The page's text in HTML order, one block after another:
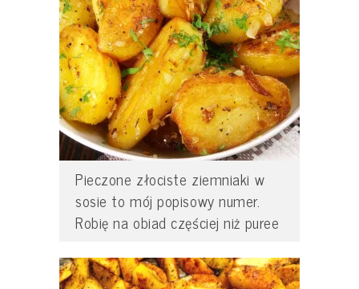
Pieczone złociste ziemniaki w
sosie to mój popisowy numer.
Robię na obiad częściej niż puree